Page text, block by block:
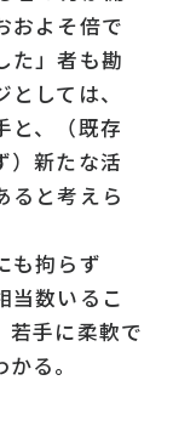
およそ倍で
た」者も勘
しては、
と、（既存
）新たな活
ると考えら
も拘らず
当数いるこ
若手に柔軟で
る。